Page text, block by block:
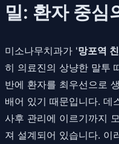
밀: 환자 중심
미소나무치과가 '망포역
히 의료진의 상냥한 말투
반에 환자를 최우선으로
배어 있기 때문입니다. 데
사후 관리에 이르기까지
져 설계되어 있습니다. 이